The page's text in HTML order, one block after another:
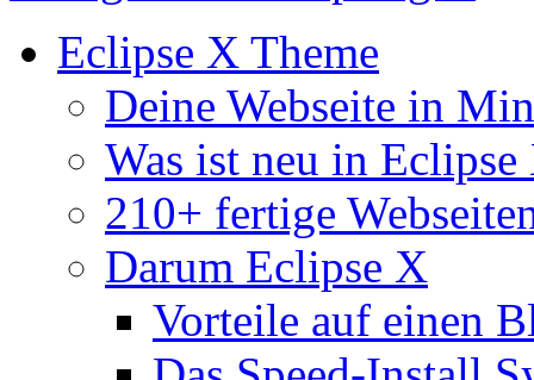
Eclipse X Theme
Deine Webseite in
Was ist neu in Eclipse
210+ fertige
Darum Eclipse X
Vorteile auf einen